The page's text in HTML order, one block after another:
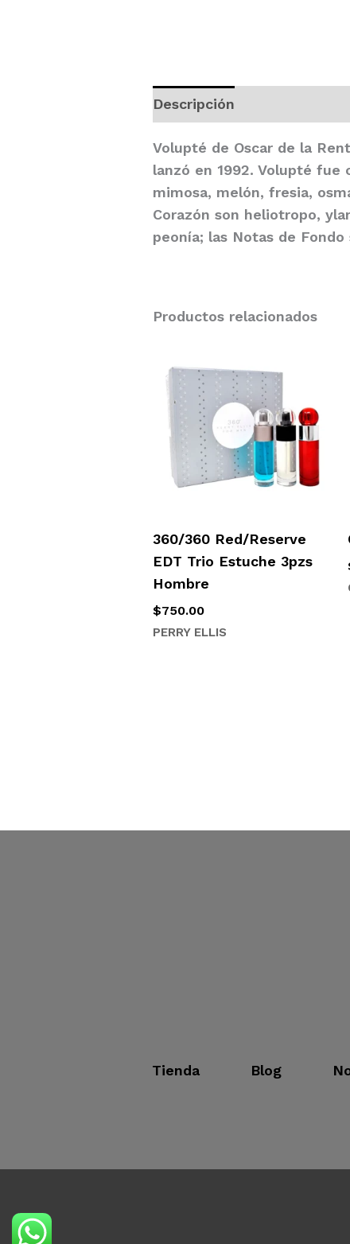
Descripción
Volupté de Oscar de la
lanzó en 1992. Volupté fue
mimosa, melón, fresia,
Corazón son heliotropo,
peonía; las Notas de
Productos relacionados
360/360 Red/Reserve
EDT Trio Estuche 3pzs
Hombre
$750.00
PERRY ELLIS
Tienda Blog